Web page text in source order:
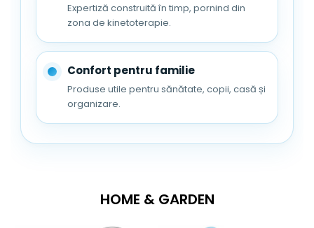
Expertiză construită în timp, pornind din
zona de kinetoterapie.
Confort pentru familie
Produse utile pentru sănătate, copii, casă și
organizare.
HOME & GARDEN